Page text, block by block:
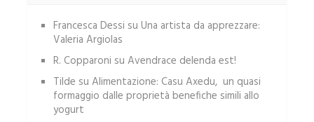
Francesca Dessi su Una artista da apprezzare:
Valeria Argiolas
R. Copparoni su Avendrace delenda est!
Tilde su Alimentazione: Casu Axedu, un quasi
formaggio dalle proprietà benefiche simili allo
yogurt